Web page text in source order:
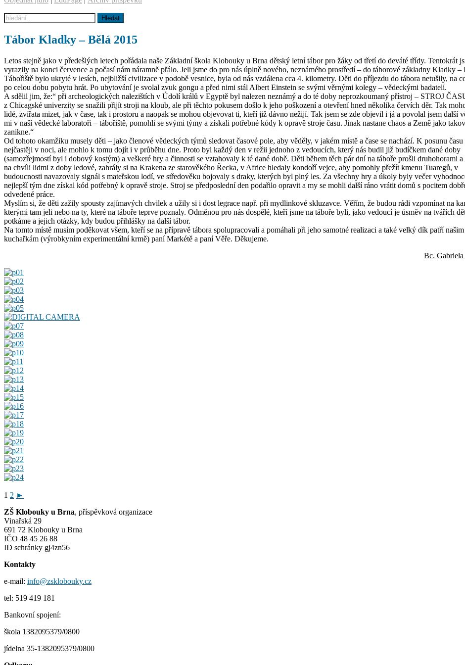
Tábor Kladky – Bělá 2015
Letos stejně jako v předešlých letech pořádala naše Základní škola Klobouky u Brna dětský letní tábor pro žáky od třetí do deváté třídy. Tentokrát
vyrazily na konci července a počasí nám náramně přálo. Jeli jsme do pro nás úplně nového, neznámého prostředí – do táborové základny Kladky –
Tábořiště bylo ukryté v lesích, nejbližší civilizace v podobě vesnice, byla od nás vzdálena cca 4. kilometry. Děti do příjezdu do tábora netušily, na
po celou dobu pobytu hrát. Po ubytování je svolal zvuk gongu a před nimi stál Albert Einstein se svými věrnými kolegy – vědeckými badateli.
A sdělil jim, že:“ při archeologických nalezištích v Údolí králů v Egyptě byl nalezen neznámý a do té doby neprozkoumaný přístroj – STROJ
z Chicagské univerzity se snažili přijít stroji na kloub, ale při těchto pokusem došlo k jeho poškození a otevření hned několika červích děr. Tak
lidé, zvířata mizet, jak v čase, tak i prostoru a naopak se mohou objevovat ti, kteří již dávno nežijí. Tak jsem se zde objevil i já a povolal jsem další
mi v naší vědecké laboratoři – tábořiště, pomohli se svými týmy a získali potřebné kódy k opravě stroje času. Jinak nastane chaos a Země jako
zanikne.“
Od tohoto okamžiku musely děti – jako členové vědeckých týmů sledovat časové pole, aby věděly, v jakém místě a čase se nachází. K posunu času
nejčastěji v noci, ale mohlo k tomu dojít i v průběhu dne. Proto byl každý den v režii jednoho z vedoucích, který nás budil již budíčkem dané doby
(samozřejmostí byl i dobový kostým) a veškeré hry a činnosti se vztahovaly k té dané době. Děti během těch pár dní na táboře prošli druhohorami a
na chvíli lidmi z doby ledové, zahrály si na Krakena ze starověkého Řecka, v Africe hledaly kondoří vejce, aby pomohly přežít kmenu Tuaregů, v
budoucnosti navazovaly signál s mateřskou lodí, ve středověku bojovaly s draky, kterých byl plný les. Za všechny hry a úkoly byly večer
nejlepší tým dne získal kód potřebný k opravě stroje. Stroj se předposlední den podařilo opravit a my se mohli další ráno vrátit domů s pocitem
odvedené práce.
Myslím si, že děti zažily spousty zajímavých chvilek a užily si i dost legrace např. při mydlinkové skluzavce. Věřím, že budou rádi vzpomínat na
kterými tam jeli nebo na ty, které na táboře teprve poznaly. Odměnou pro nás dospělé, kteří jsme na táboře byli, jako vedoucí je úsměv na tvářích
potkáme a jejich otázky, kdy budou přihlášky na další tábor.
Na tomto místě musím poděkovat všem, kteří se na přípravě tábora spolupracovali a pomáhali při jeho samotné realizaci a také velký dík patří
kuchařkám (výrobkyním experimentální krmě) paní Markétě a paní Věře. Děkujeme.
Bc. Gabriela
1 2 ►
ZŠ Klobouky u Brna, příspěvková organizace
Vinařská 29
691 72 Klobouky u Brna
IČO 48 45 26 88
ID schránky gj4zn56
Kontakty
e-mail: info@zsklobouky.cz
tel: 519 419 181
Bankovní spojení:
škola 1382095379/0800
jídelna 35-1382095379/0800